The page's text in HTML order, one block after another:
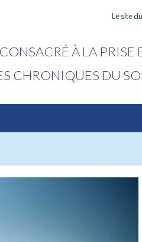
Le site
À LA PRISE
CHRONIQUES DU